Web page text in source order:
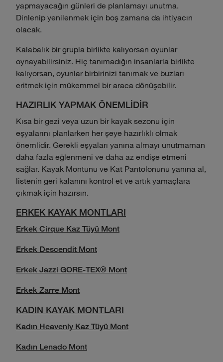
yapmayacağın günleri de planlamayı unutma.
Dinlenip yenilenmek için boş zamana da ihtiyacın
olacak.
Kalabalık bir grupla birlikte kalıyorsan oyunlar
oynayabilirsiniz. Hiç tanımadığın insanlarla birlikte
kalıyorsan, oyunlar birbirinizi tanımak ve buzları
eritmek için mükemmel bir araca dönüşebilir.
HAZIRLIK YAPMAK ÖNEMLİDİR
Kısa bir gezi veya uzun bir kayak sezonu için
eşyalarını planlarken her şeye hazırlıklı olmak
önemlidir. Gerekli eşyaları yanına almayı unutmaman
daha fazla eğlenmeni ve daha az endişe etmeni
sağlar. Kayak Montunu ve Kat Pantolonunu yanına al,
listenin geri kalanını kontrol et ve artık yamaçlara
çıkmak için hazırsın.
ERKEK KAYAK MONTLARI
Erkek Cirque Kaz Tüyü Mont
Erkek Descendit Mont
Erkek Jazzi GORE-TEX® Mont
Erkek Zarre Mont
KADIN KAYAK MONTLARI
Kadın Heavenly Kaz Tüyü Mont
Kadın Lenado Mont